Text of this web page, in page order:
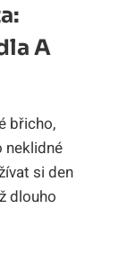
A
břicho,
neklidné
si den
dlouho